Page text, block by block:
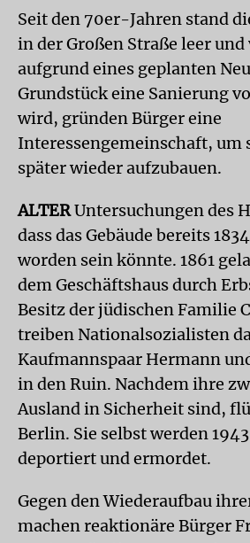
Seit den 70er-Jahren stand
in der Großen Straße leer
aufgrund eines geplanten
Grundstück eine Sanierung
wird, gründen Bürger eine
Interessengemeinschaft, um
später wieder aufzubauen.
ALTERUntersuchungen des
dass das Gebäude bereits
worden sein könnte. 1861
dem Geschäftshaus durch
Besitz der jüdischen Familie
treiben Nationalsozialisten
Kaufmannspaar Hermann
in den Ruin. Nachdem ihre
Ausland in Sicherheit sind,
Berlin. Sie selbst werden
deportiert und ermordet.
Gegen den Wiederaufbau
machen reaktionäre Bürger